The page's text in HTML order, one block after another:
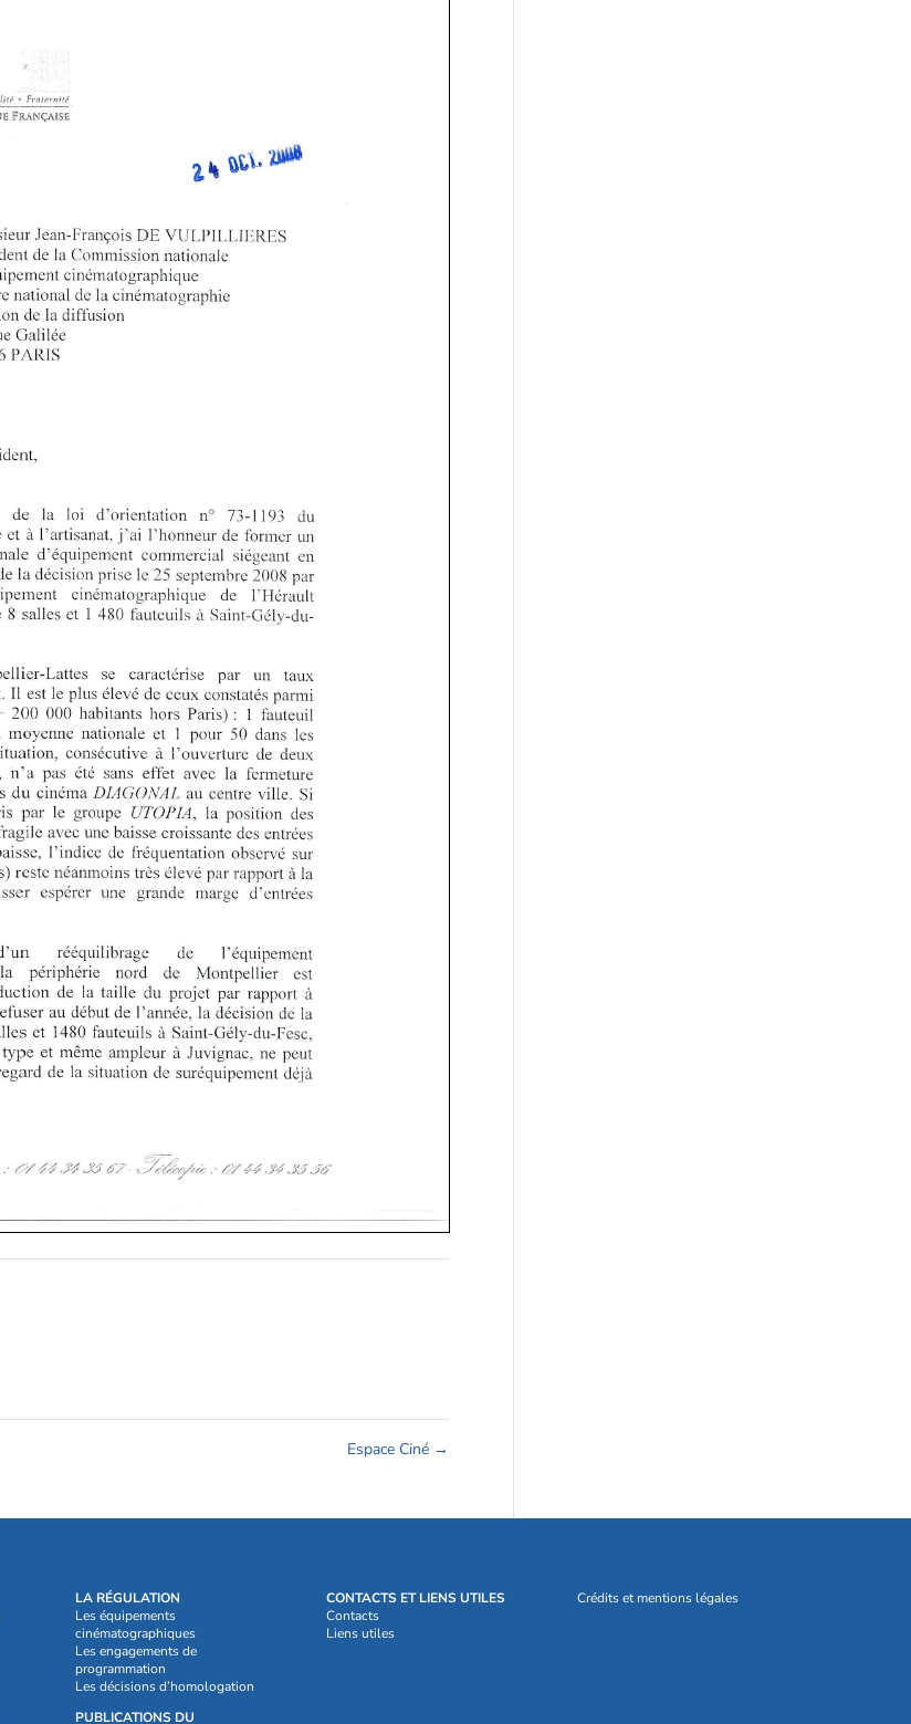
Espace Ciné →
LA RÉGULATION
Les équipements
cinématographiques
Les engagements de
programmation
Les décisions d’homologation
PUBLICATIONS DU
CONTACTS ET LIENS UTILES
Contacts
Liens utiles
Crédits et mentions légales